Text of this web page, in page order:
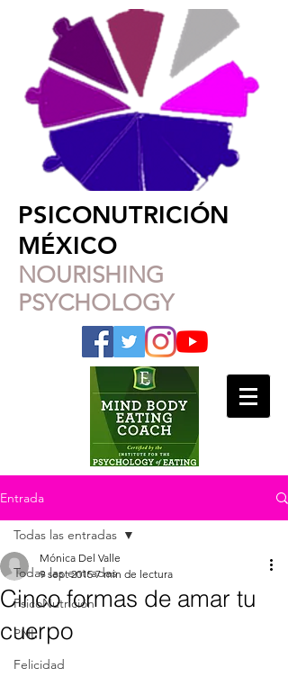
PSICONUTRICIÓN
MÉXICO
NOURISHING
PSYCHOLOGY
Entrada
Todas las entradas
PsicoNutrición
PNL
Felicidad
Todas las entradas
Cinco formas de amar tu
cuerpo
Mónica Del Valle
9 sept 2015 7 min de lectura